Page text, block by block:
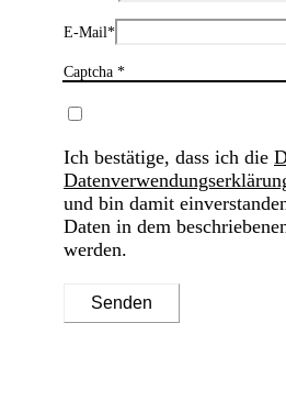
E-Mail*
Captcha *
Ich bestätige, dass ich die
und bin damit
Daten in dem
werden.
Senden